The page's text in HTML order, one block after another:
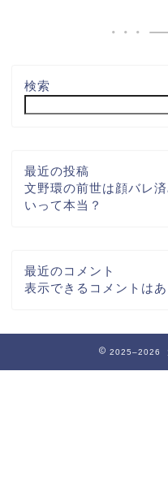
検索
最近の投稿
文野環の前世は顔バレ
いって本当？
最近のコメント
表示できるコメントはあ
2025–2026